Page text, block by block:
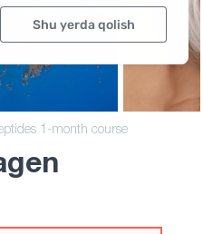
Shu yerda qolish
1-month course